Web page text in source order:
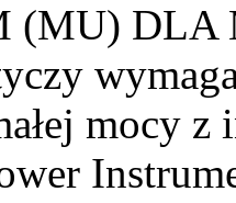
DLA
mocy